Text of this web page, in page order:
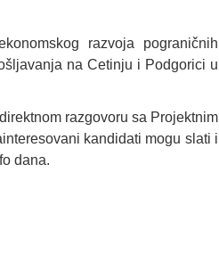
razvoja pograničnih
na Cetinju i Podgorici u
razgovoru sa Projektnim
kandidati mogu slati i
dana.